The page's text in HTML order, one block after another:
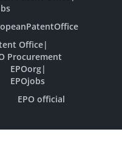
Office|
Procurement
EPOorg|
EPOjobs
EPO official